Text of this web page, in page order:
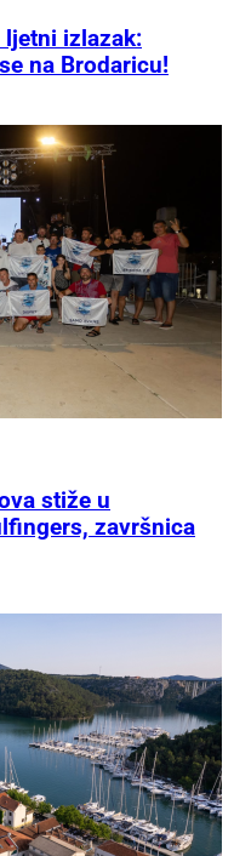
ljetni izlazak:
na Brodaricu!
stiže u
završnica